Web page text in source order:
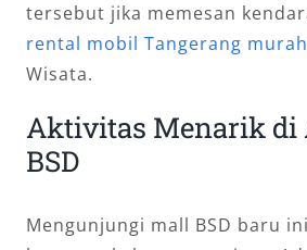
tersebut jika memesan
rental mobil Tangerang murah
Wisata.
Aktivitas Menarik di
BSD
Mengunjungi mall BSD baru